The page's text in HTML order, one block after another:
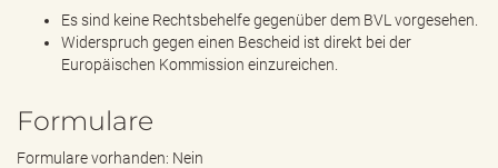
Es sind keine Rechtsbehelfe gegenüber dem BVL vorgesehen.
Widerspruch gegen einen Bescheid ist direkt bei der
Europäischen Kommission einzureichen.
Formulare
Formulare vorhanden: Nein